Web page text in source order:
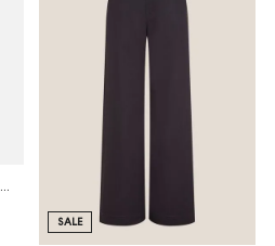
Camiseta Básica Cores Dudalina Masculina
SALE